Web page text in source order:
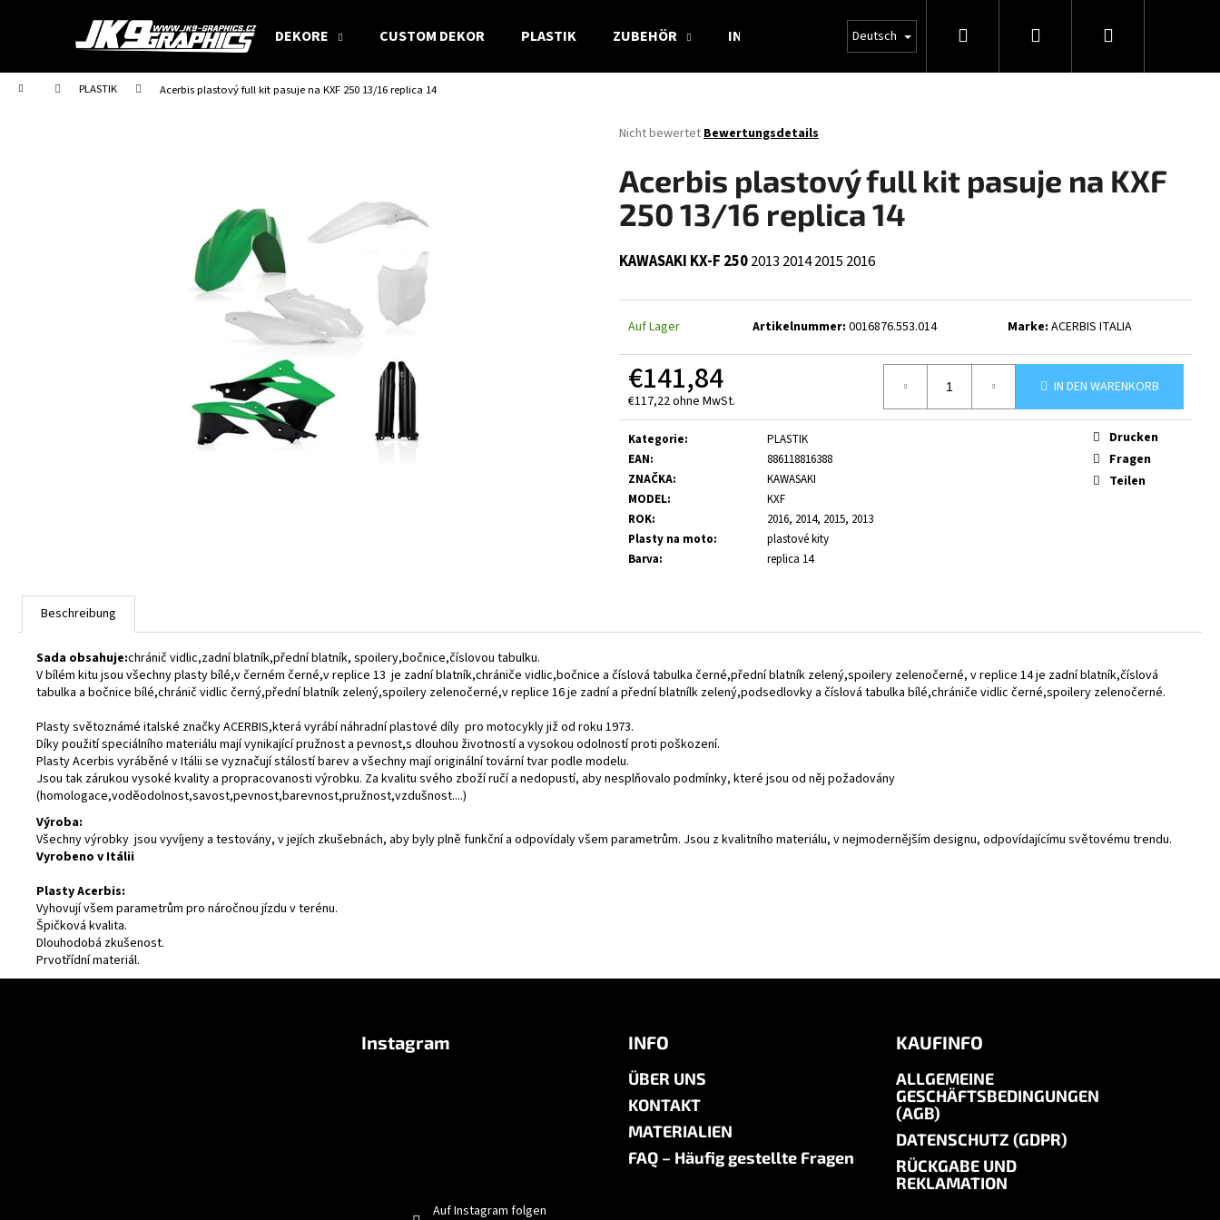
DEKORE CUSTOM DEKOR PLASTIK ZUBEHÖR INFO Deutsch Suchen Login Warenkorb
StartseitePLASTIK Acerbis plastový full kit pasuje na KXF 250 13/16 replica 14
Die
Produktbewertung
ist
0,0
von
Sternen.
Nicht bewertetBewertungsdetails
Acerbis plastový full kit pasuje na KXF
250 13/16 replica 14
KAWASAKI KX-F 2502013 20142015 2016
Auf Lager Artikelnummer: 0016876.553.014 Marke: ACERBIS ITALIA
€141,84
€117,22 ohne MwSt.
Verkaufspreis:
IN DEN WARENKORB
Kategorie:
PLASTIK
EAN:
886118816388
ZNAČKA:
KAWASAKI
MODEL:
KXF
ROK:
2016, 2014, 2015, 2013
Plasty na moto:
plastové kity
Barva: replica 14
Drucken
Fragen
Teilen
Beschreibung
Sada obsahuje:chránič vidlic,zadní blatník,přední blatník, spoilery,bočnice,číslovou tabulku.
V bílém kitu jsou všechny plasty bílé,v černém černé,v replice 13 je zadní blatník,chrániče vidlic,bočnice a číslová tabulka černé,přední blatník zelený,spoilery zelenočerné, v replice 14 je zadní blatník,číslová
tabulka a bočnice bílé,chránič vidlic černý,přední blatník zelený,spoilery zelenočerné,v replice 16 je zadní a přední blatnílk zelený,podsedlovky a číslová tabulka bílé,chrániče vidlic černé,spoilery zelenočerné.
Plasty světoznámé italské značky ACERBIS,která vyrábí náhradní plastové díly pro motocykly již od roku 1973.
Díky použití speciálního materiálu mají vynikající pružnost a pevnost,s dlouhou životností a vysokou odolností proti poškození.
Plasty Acerbis vyráběné v Itálii se vyznačují stálostí barev a všechny mají originální tovární tvar podle modelu.
Jsou tak zárukou vysoké kvality a propracovanosti výrobku. Za kvalitu svého zboží ručí a nedopustí, aby nesplňovalo podmínky, které jsou od něj požadovány
(homologace,voděodolnost,savost,pevnost,barevnost,pružnost,vzdušnost....)
Výroba:
Všechny výrobky jsou vyvíjeny a testovány, v jejích zkušebnách, aby byly plně funkční a odpovídaly všem parametrům. Jsou z kvalitního materiálu, v nejmodernějším designu, odpovídajícímu světovému trendu.
Vyrobeno v Itálii
Plasty Acerbis:
Vyhovují všem parametrům pro náročnou jízdu v terénu.
Špičková kvalita.
Dlouhodobá zkušenost.
Prvotřídní materiál.
e
Zurück
zum
Zurück
zum
SUCHEN
Instagram
Auf Instagram folgen
INFO
ÜBER UNS
KONTAKT
MATERIALIEN
FAQ – Häufig gestellte Fragen
KAUFINFO
ALLGEMEINE
GESCHÄFTSBEDINGUNGEN
(AGB)
DATENSCHUTZ (GDPR)
RÜCKGABE UND
REKLAMATION